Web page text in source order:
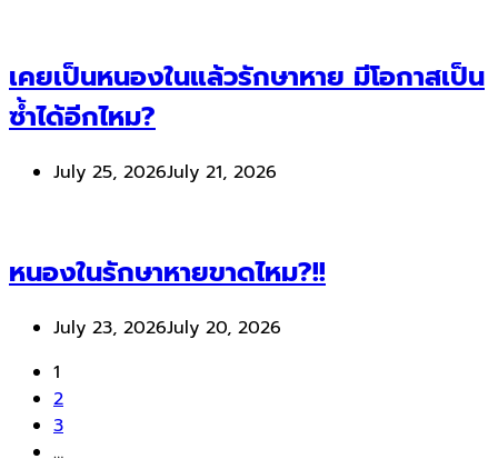
เคยเป็นหนองในแล้วรักษาหาย มีโอกาสเป็น
ซ้ำได้อีกไหม?
July 25, 2026July 21, 2026
หนองในรักษาหายขาดไหม?!!
July 23, 2026July 20, 2026
1
2
3
…